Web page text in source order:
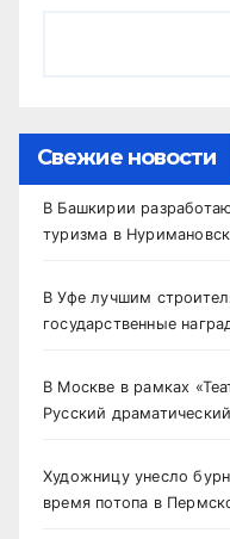
Свежие новости
В Башкирии
туризма в
В Уфе лучшим
государственные
В Москве в рамках
Русский
Художницу унесло
время потопа в